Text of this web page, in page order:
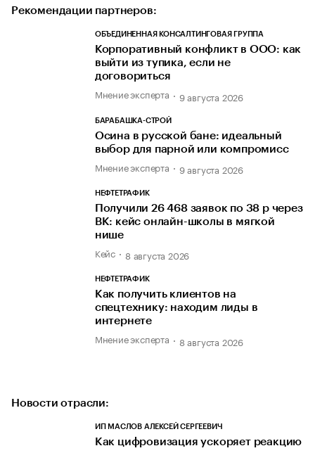
Рекомендации партнеров:
ОБЪЕДИНЕННАЯ КОНСАЛТИНГОВАЯ ГРУППА
Корпоративный конфликт в ООО: как
выйти из тупика, если не
договориться
Мнение эксперта 9 августа 2026
БАРАБАШКА-СТРОЙ
Осина в русской бане: идеальный
выбор для парной или компромисс
Мнение эксперта 9 августа 2026
НЕФТЕТРАФИК
Получили 26 468 заявок по 38 р через
ВК: кейс онлайн-школы в мягкой
нише
Кейс 8 августа 2026
НЕФТЕТРАФИК
Как получить клиентов на
спецтехнику: находим лиды в
интернете
Мнение эксперта 8 августа 2026
Новости отрасли:
ИП МАСЛОВ АЛЕКСЕЙ СЕРГЕЕВИЧ
Как цифровизация ускоряет реакцию